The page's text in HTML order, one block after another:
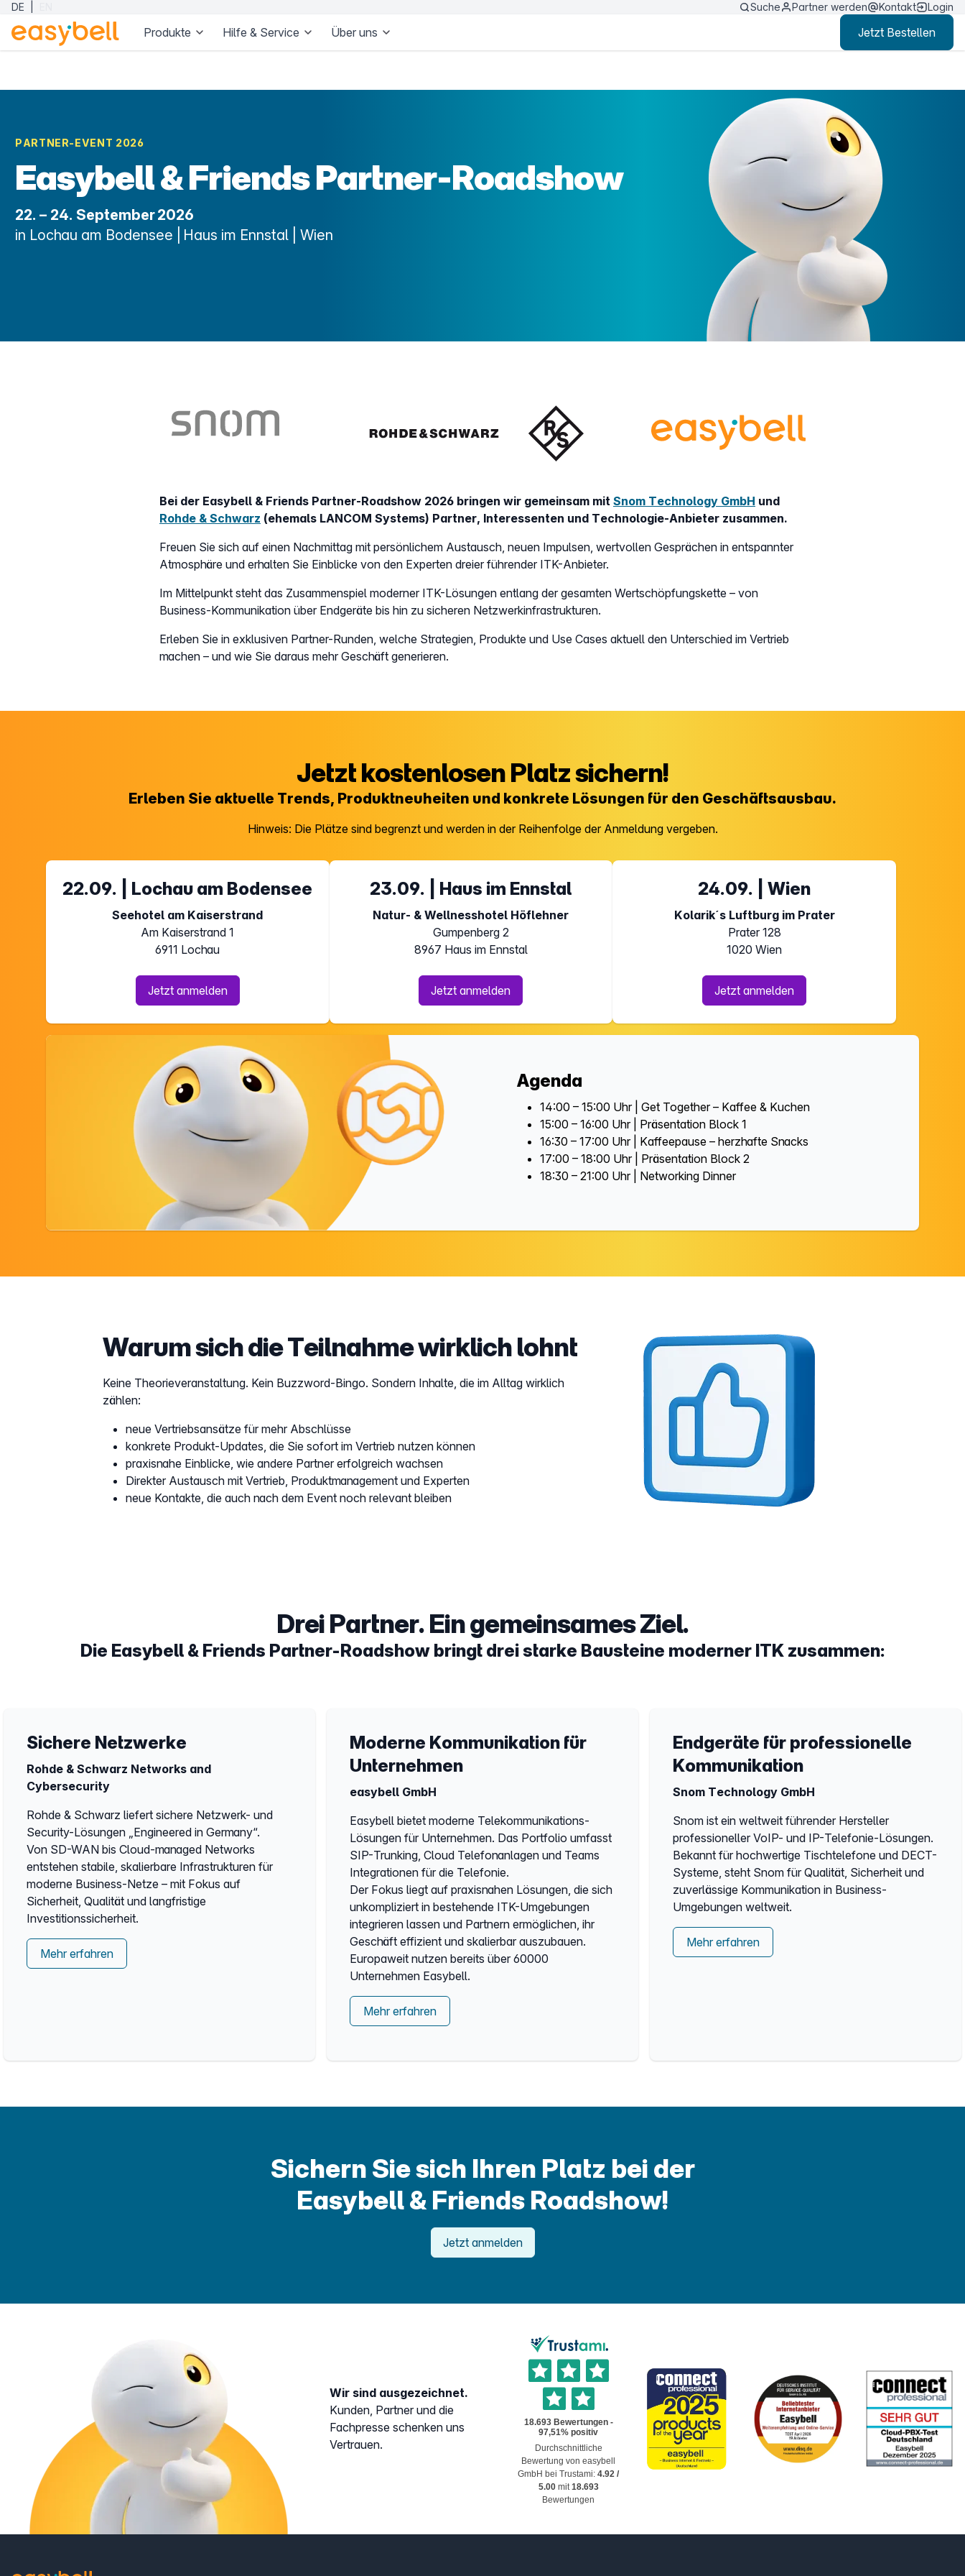
DE Suche Partner werden Kontakt Login
Produkte Hilfe & Service Über uns Jetzt Bestellen
PARTNER-EVENT 2026
Easybell & Friends Partner-Roadshow
22. – 24. September 2026
in Lochau am Bodensee | Haus im Ennstal | Wien
Bei der Easybell & Friends Partner-Roadshow 2026 bringen wir gemeinsam mit Snom Technology GmbH und
Rohde & Schwarz (ehemals LANCOM Systems) Partner, Interessenten und Technologie-Anbieter zusammen.
Freuen Sie sich auf einen Nachmittag mit persönlichem Austausch, neuen Impulsen, wertvollen Gesprächen in entspannter
Atmosphäre und erhalten Sie Einblicke von den Experten dreier führender ITK-Anbieter.
Im Mittelpunkt steht das Zusammenspiel moderner ITK-Lösungen entlang der gesamten Wertschöpfungskette – von
Business-Kommunikation über Endgeräte bis hin zu sicheren Netzwerkinfrastrukturen.
Erleben Sie in exklusiven Partner-Runden, welche Strategien, Produkte und Use Cases aktuell den Unterschied im Vertrieb
machen – und wie Sie daraus mehr Geschäft generieren.
Jetzt kostenlosen Platz sichern!
Erleben Sie aktuelle Trends, Produktneuheiten und konkrete Lösungen für den Geschäftsausbau.
Hinweis: Die Plätze sind begrenzt und werden in der Reihenfolge der Anmeldung vergeben.
22.09. | Lochau am Bodensee
Seehotel am Kaiserstrand
Am Kaiserstrand 1
6911 Lochau
Jetzt anmelden
23.09. | Haus im Ennstal
Natur- & Wellnesshotel Höflehner
Gumpenberg 2
8967 Haus im Ennstal
Jetzt anmelden
24.09. | Wien
Kolarik´s Luftburg im Prater
Prater 128
1020 Wien
Jetzt anmelden
Agenda
14:00 – 15:00 Uhr | Get Together – Kaffee & Kuchen
15:00 – 16:00 Uhr | Präsentation Block 1
16:30 – 17:00 Uhr | Kaffeepause – herzhafte Snacks
17:00 – 18:00 Uhr | Präsentation Block 2
18:30 – 21:00 Uhr | Networking Dinner
Warum sich die Teilnahme wirklich lohnt
Keine Theorieveranstaltung. Kein Buzzword-Bingo. Sondern Inhalte, die im Alltag wirklich
zählen:
neue Vertriebsansätze für mehr Abschlüsse
konkrete Produkt-Updates, die Sie sofort im Vertrieb nutzen können
praxisnahe Einblicke, wie andere Partner erfolgreich wachsen
Direkter Austausch mit Vertrieb, Produktmanagement und Experten
neue Kontakte, die auch nach dem Event noch relevant bleiben
Drei Partner. Ein gemeinsames Ziel.
Die Easybell & Friends Partner-Roadshow bringt drei starke Bausteine moderner ITK zusammen:
Sichere Netzwerke
Rohde & Schwarz Networks and
Cybersecurity
Rohde & Schwarz liefert sichere Netzwerk- und
Security-Lösungen „Engineered in Germany“.
Von SD-WAN bis Cloud-managed Networks
entstehen stabile, skalierbare Infrastrukturen für
moderne Business-Netze – mit Fokus auf
Sicherheit, Qualität und langfristige
Investitionssicherheit.
Mehr erfahren
Moderne Kommunikation für
Unternehmen
easybell GmbH
Easybell bietet moderne Telekommunikations-
Lösungen für Unternehmen. Das Portfolio umfasst
SIP-Trunking, Cloud Telefonanlagen und Teams
Integrationen für die Telefonie.
Der Fokus liegt auf praxisnahen Lösungen, die sich
unkompliziert in bestehende ITK-Umgebungen
integrieren lassen und Partnern ermöglichen, ihr
Geschäft effizient und skalierbar auszubauen.
Europaweit nutzen bereits über 60000
Unternehmen Easybell.
Mehr erfahren
Endgeräte für professionelle
Kommunikation
Snom Technology GmbH
Snom ist ein weltweit führender Hersteller
professioneller VoIP- und IP-Telefonie-Lösungen.
Bekannt für hochwertige Tischtelefone und DECT-
Systeme, steht Snom für Qualität, Sicherheit und
zuverlässige Kommunikation in Business-
Umgebungen weltweit.
Mehr erfahren
Sichern Sie sich Ihren Platz bei der
Easybell & Friends Roadshow!
Jetzt anmelden
Wir sind ausgezeichnet.
Kunden, Partner und die
Fachpresse schenken uns
Vertrauen.
Durchschnittliche
Bewertung von easybell
GmbH bei Trustami:4.92 /
5.00mit18.693
Bewertungen